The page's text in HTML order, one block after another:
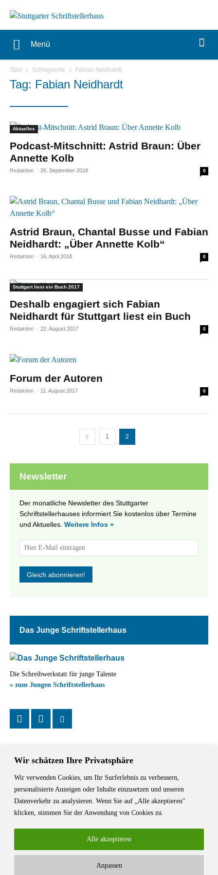
Wir schätzen Ihre Privatsphäre
Wir verwenden Cookies, um Ihr Surferlebnis zu verbessern,
personalisierte Anzeigen oder Inhalte einzusetzen und unseren
Datenverkehr zu analysieren. Wenn Sie auf „Alle akzeptieren"
klicken, stimmen Sie der Anwendung von Cookies zu.
Anpassen
Alle akzeptieren
Menü
Start Schlagworte Fabian Neidhardt
Tag: Fabian Neidhardt
Aktuelles
Podcast-Mitschnitt: Astrid Braun: Über
Annette Kolb
Redaktion - 26. September 2018 0
Astrid Braun, Chantal Busse und Fabian
Neidhardt: „Über Annette Kolb“
Redaktion - 16. April 2018 0
Stuttgart liest ein Buch 2017
Deshalb engagiert sich Fabian
Neidhardt für Stuttgart liest ein Buch
Redaktion - 22. August 2017 0
Forum der Autoren
Redaktion - 11. August 2017 0
1 2
Newsletter
Der monatliche Newsletter des Stuttgarter
Schriftstellerhauses informiert Sie kostenlos über Termine
und Aktuelles. Weitere Infos »
Das Junge Schriftstellerhaus
Die Schreibwerkstatt für junge Talente
» zum Jungen Schriftstellerhaus
Das Schriftstellerhaus ist ein beliebter Treffpunkt für Autorinnen und
Autoren aus Stuttgart und der Region sowie ein Veranstaltungsort für
Lesungen, Tagungen und Schreibwerkstätten.